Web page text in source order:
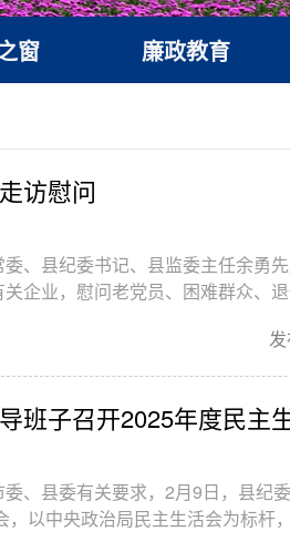
窗 廉政教育
访慰问
、县纪委书记、县监委主任余勇
企业，慰问老党员、困难群众、
班子召开2025年度民主
、县委有关要求，2月9日，县纪
，以中央政治局民主生活会为标杆